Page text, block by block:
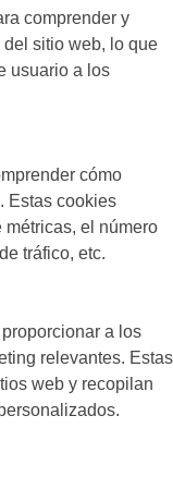
comprender y
sitio web, lo que
usuario a los
cómo
Estas cookies
el número
tráfico, etc.
a los
relevantes. Estas
web y recopilan